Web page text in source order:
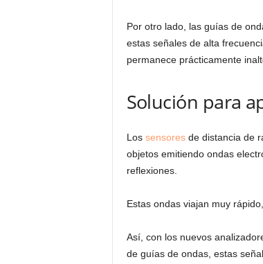
Por otro lado, las guías de
estas señales de alta
permanece prácticamente
Solución para
Los sensoresde distancia de
objetos emitiendo ondas
reflexiones.
Estas ondas viajan muy
Así, con los nuevos
de guías de ondas, estas